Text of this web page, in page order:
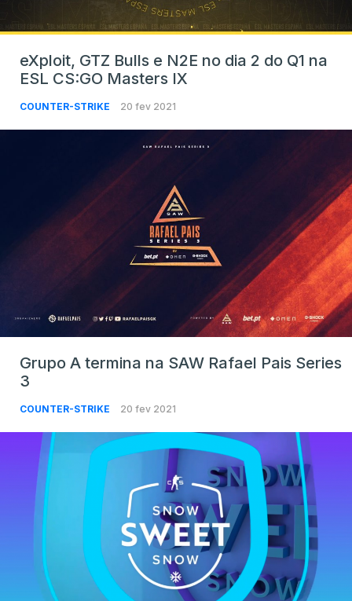
eXploit, GTZ Bulls e N2E no dia 2 do Q1 na
ESL CS:GO Masters IX
COUNTER-STRIKE 20 fev 2021
Grupo A termina na SAW Rafael Pais Series
3
COUNTER-STRIKE 20 fev 2021